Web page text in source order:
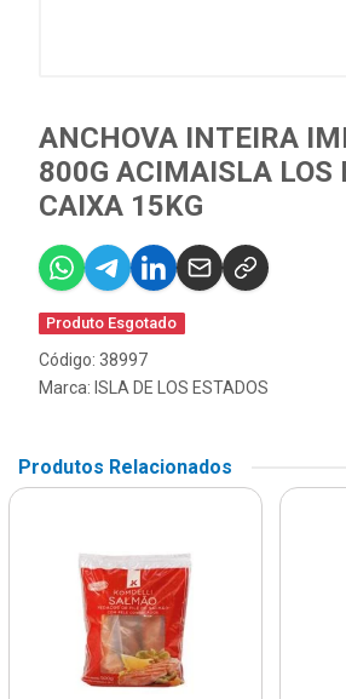
ANCHOVA INTEIRA
800G ACIMAISLA LOS
CAIXA 15KG
Produto Esgotado
Código: 38997
Marca: ISLA DE LOS ESTADOS
Produtos Relacionados